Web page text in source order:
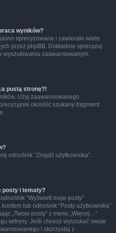
wyników?
sprecyzowane i zawierało wiele
przez phpBB. Dokładnie sprecyzuj
wyszukiwaniu zaawansowanym.
pustą stronę?!
Użyj zaawansowanego
określić szukany fragment
odnośnik “Znajdź użytkownika”.
posty i tematy?
“Wyświetl moje posty”
lub odnośnik “Posty użytkownika”
„Twoje posty” z menu „Więcej…”
witryny. Jeśli chcesz wyszukać swoje
i skorzystaj z